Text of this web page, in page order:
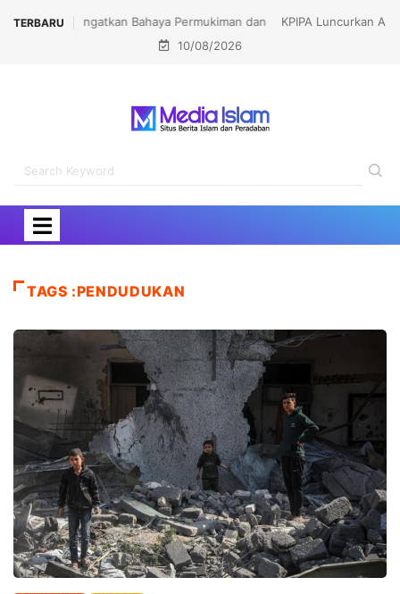
TERBARU
KPIPA Luncurkan Al-Aqsa Memanggil Perempuan Jawa
Barat (ALMA)
10/08/2026
TAGS :PENDUDUKAN